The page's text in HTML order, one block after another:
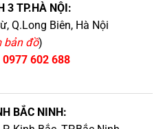
3 TP.HÀ NỘI:
Q.Long Biên, Hà Nội
bản đồ)
0977 602 688
BẮC NINH: